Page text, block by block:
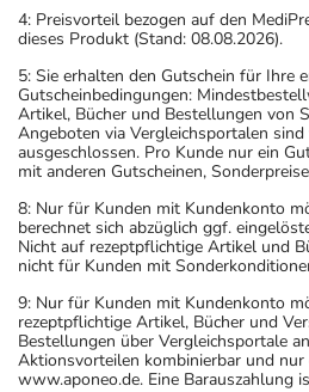
Was sollten Sie beachten?
bestimmungsgemäßem
Achten Sie vor allem darauf,
teilnehmen oder Maschinen
mit denen Sie sich verletzen
- Vorsicht: Vermeiden Sie die
- Durch plötzliches Absetzen
Beschwerden auftreten. Deshalb
langsam, das heißt mit einem
Ausschleichen der Dosis,
sich dazu am besten von Ihrem
beraten.
4: Preisvorteil bezogen auf den
dieses Produkt (Stand: 08.08.2026).
5: Sie erhalten den Gutschein für Ihre
Gutscheinbedingungen:
Artikel, Bücher und Bestellungen von
Angeboten via Vergleichsportalen
ausgeschlossen. Pro Kunde nur ein
mit anderen Gutscheinen,
8: Nur für Kunden mit Kundenkonto
berechnet sich abzüglich ggf.
Nicht auf rezeptpflichtige Artikel und
nicht für Kunden mit
9: Nur für Kunden mit Kundenkonto
rezeptpflichtige Artikel, Bücher und
Bestellungen über Vergleichsportale
Aktionsvorteilen kombinierbar und
www.aponeo.de. Eine Barauszahlung